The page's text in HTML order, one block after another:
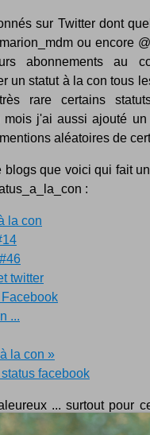
sur Twitter dont
ou encore
abonnements au
un statut à la con tous
rare certains
j'ai aussi ajouté
aléatoires de
que voici qui fait
:
la con
twitter
...
la con »
facebook
... surtout pour
je vais ajouter